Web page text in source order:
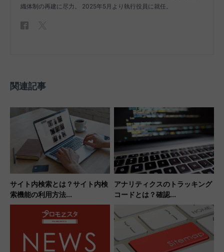
織体制の再建に尽力。 2025年5月より執行役員に就任。
関連記事
サイト内検索とは？サイト内検
索機能の利用方法...
アナリティクスのトラッキング
コードとは？確認...